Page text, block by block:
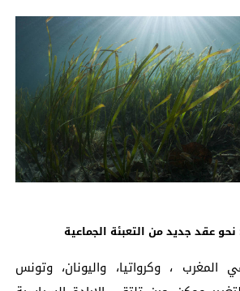
عقد جديد من التعبئة الجماعية
المغرب ، وكرواتيا، واليونان، وتونس